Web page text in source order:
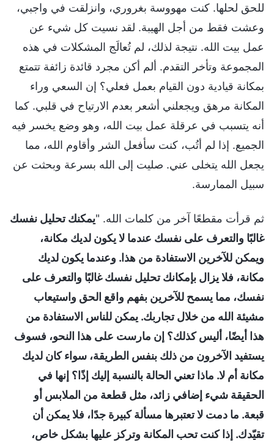
للحق لحلها. كنت مهووسة بغروري، وانزلقت في واجبي،
وعشت فقط من أجل الهيبة. لقد نسيت كل شيء عن
عمل بيت الله. نتيجة لذلك، لم تُعالَج المشكلات في هذه
المجموعة وتأخر التقدم. ألم أكن مجرد قائدة زائفة تتمتع
بمكانة قيادية دون القيام بعمل فعلي؟ إن السعي وراء
المكانة مرهق ويجعلني أشعر بعدم الارتياح في قلبي. كما
أنه يتسبب في عرقلة عمل بيت الله، وهو وضع يخسر فيه
الجميع. إذا لم أتُب، كنت سأفعل الشر وأقاوم الله، مما
يجعل الله يتخلى عني. صليت إلى الله بسرعة وبحثت عن
سبيل الممارسة.
ثم قرأت مقطعًا آخر من كلمات الله. "يمكنك تحليل نفسك
غالبًا والتعرف على نفسك عندما لا يكون لديك مكانة،
ويمكن للآخرين الاستفادة من هذا. وعندما يكون لديك
مكانة، فلا يزال بإمكانك تحليل نفسك غالبًا والتعرف على
نفسك، مما يسمح للآخرين بفهم واقع الحق واستيعاب
مشيئة الله من خلال تجاربك. يمكن للناس الاستفادة من
هذا أيضًا، أليس كذلك؟ إن مارست على هذا النحو، فسوف
يستفيد الآخرون من ذلك بنفس الطريقة، سواء كان لديك
مكانة أم لا. ماذا تعني الحالة بالنسبة إليك إذًا؟ إنها في
الحقيقة شيء إضافي زائد، مثل قطعة من الملابس أو
قبعة. ما دمت لا تعتبرها مسألة كبيرة جدًا، فلا يمكن أن
تقيّدك. إذا كنت تحب المكانة وتركز عليها بشكل خاص،